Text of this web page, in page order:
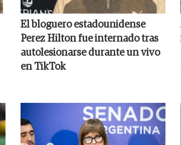
El bloguero estadounidense
Perez Hilton fue internado tras
autolesionarse durante un vivo
en TikTok